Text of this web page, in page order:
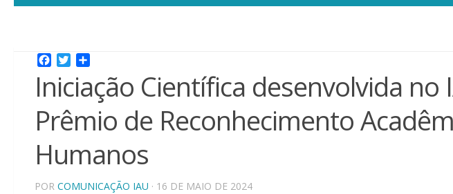
Facebook
Twitter
Iniciação Científica desenvolvida no
Prêmio de Reconhecimento
Humanos
POR COMUNICAÇÃO IAU · 16 DE MAIO DE 2024